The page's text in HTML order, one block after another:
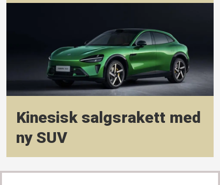
Kinesisk salgsrakett med
ny SUV